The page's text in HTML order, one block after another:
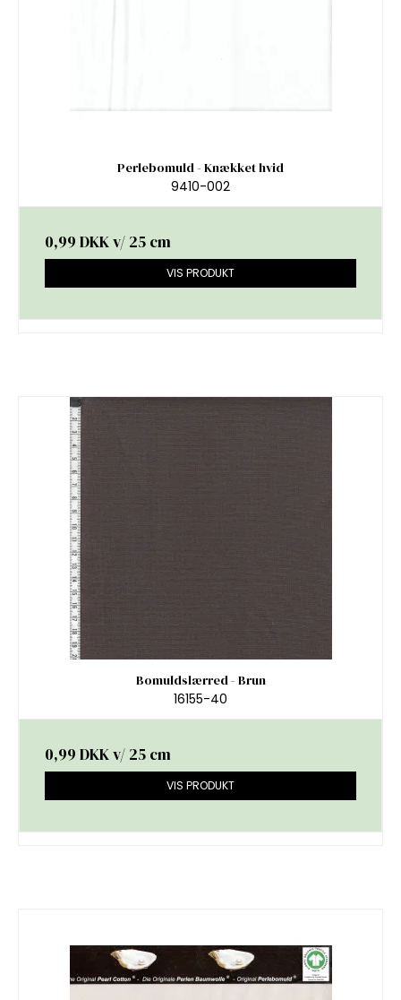
Perlebomuld - Knækket hvid
9410-002
0,99 DKKv/ 25 cm
VIS PRODUKT
Bomuldslærred - Brun
16155-40
0,99 DKKv/ 25 cm
VIS PRODUKT